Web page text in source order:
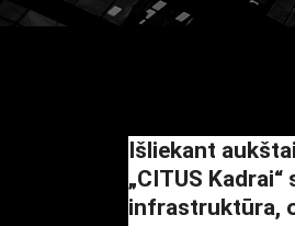
Išliekant
„CITUS
infrastruktūra,